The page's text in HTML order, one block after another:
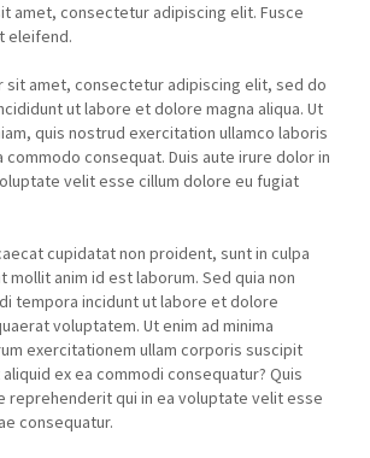
amet, consectetur adipiscing elit. Fusce
eleifend.
sit amet, consectetur adipiscing elit, sed do
ut labore et dolore magna aliqua. Ut
quis nostrud exercitation ullamco laboris
commodo consequat. Duis aute irure dolor in
velit esse cillum dolore eu fugiat
cupidatat non proident, sunt in culpa
mollit anim id est laborum. Sed quia non
tempora incidunt ut labore et dolore
voluptatem. Ut enim ad minima
exercitationem ullam corporis suscipit
ex ea commodi consequatur? Quis
reprehenderit qui in ea voluptate velit esse
consequatur.